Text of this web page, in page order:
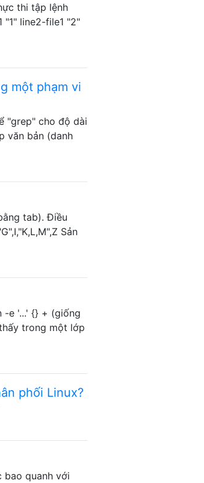
thi tập lệnh
"1" line2-file1 "2"
một phạm vi
"grep" cho độ dài
văn bản (danh
tab). Điều
Sản
-e '...' {} + (giống
trong một lớp
phối Linux?
bao quanh với